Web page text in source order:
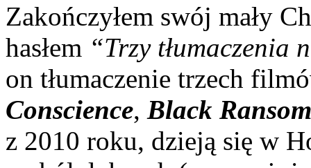
Zakończyłem swój mały
hasłem “Trzy tłumaczenia
on tłumaczenie trzech
Conscience, Black Ransom
z 2010 roku, dzieją się w